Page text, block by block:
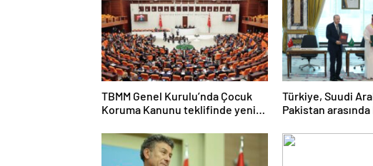
TBMM Genel Kurulu’nda Çocuk
Koruma Kanunu teklifinde yeni
Türkiye, Suudi
Pakistan